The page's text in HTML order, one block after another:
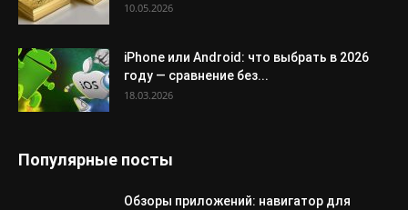
10.05.2026
iPhone или Android: что выбрать в 2026
году — сравнение без...
18.03.2026
Популярные посты
Обзоры приложений: навигатор для